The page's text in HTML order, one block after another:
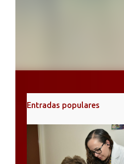
Entradas populares